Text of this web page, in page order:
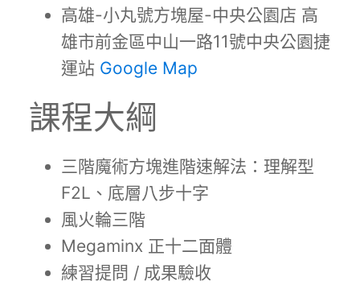
高雄-小丸號方塊屋-中央公園店 高
雄市前金區中山一路11號中央公園捷
運站 Google Map
課程大綱
三階魔術方塊進階速解法：理解型
F2L、底層八步十字
風火輪三階
Megaminx 正十二面體
練習提問 / 成果驗收